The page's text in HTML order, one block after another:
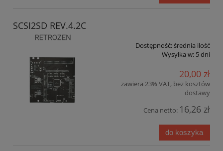
SCSI2SD REV.4.2C
Dostępność:średnia ilość
Wysyłka w: 5 dni
20,00 zł
zawiera 23% VAT, bez kosztów
dostawy
Cena netto: 16,26 zł
do koszyka